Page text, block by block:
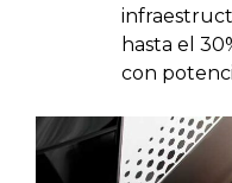
hasta el
con